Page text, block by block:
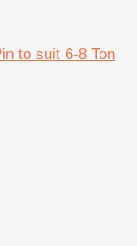
to suit 6-8 Ton